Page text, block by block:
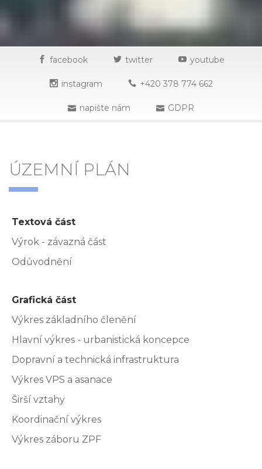
facebook twitter youtube
instagram +420 378 774 662
napište nám GDPR
ÚZEMNÍ PLÁN
Textová část
Výrok - závazná část
Odůvodnění
Grafická část
Výkres základního členění
Hlavní výkres - urbanistická koncepce
Dopravní a technická infrastruktura
Výkres VPS a asanace
Širší vztahy
Koordinační výkres
Výkres záboru ZPF